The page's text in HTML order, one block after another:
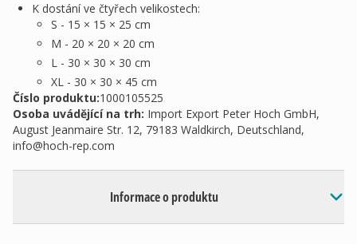
K dostání ve čtyřech velikostech:
S - 15 × 15 × 25 cm
M - 20 × 20 × 20 cm
L - 30 × 30 × 30 cm
XL - 30 × 30 × 45 cm
Číslo produktu:1000105525
Osoba uvádějící na trh: Import Export Peter Hoch GmbH,
August Jeanmaire Str. 12, 79183 Waldkirch, Deutschland,
info@hoch-rep.com
Informace o produktu